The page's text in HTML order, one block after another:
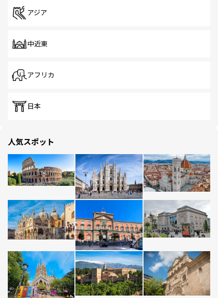
アジア
中近東
アフリカ
日本
人気スポット